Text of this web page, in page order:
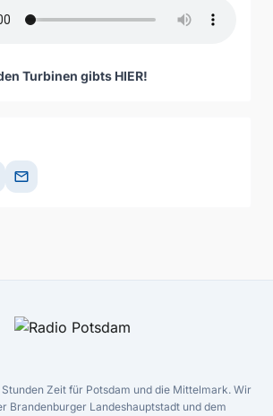
Turbinen gibts HIER!
mail
Zeit für Potsdam und die Mittelmark. Wir
Brandenburger Landeshauptstadt und dem